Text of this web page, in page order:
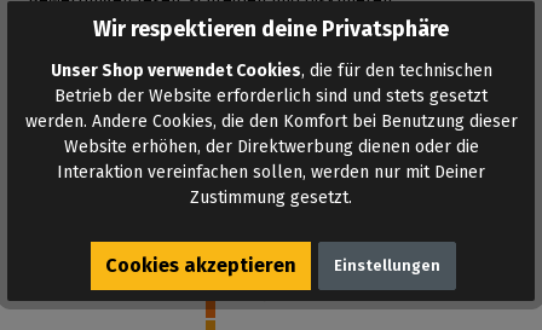
Wie stark ist dieses Poppers?
Captain
Mehr lesenWir respektieren deine Privatsphäre
Unser Shop verwendet Cookies, die für den technischen
Betrieb der Website erforderlich sind und stets gesetzt
werden. Andere Cookies, die den Komfort bei Benutzung dieser
Website erhöhen, der Direktwerbung dienen oder die
Interaktion vereinfachen sollen, werden nur mit Deiner
Zustimmung gesetzt.
Cookies akzeptieren Einstellungen